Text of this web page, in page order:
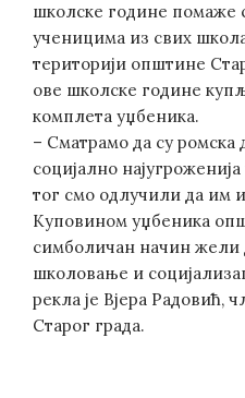
школске године помаже
ученицима из свих
територији општине
ове школске године
комплета уџбеника.
– Сматрамо да су ромска
социјално
тог смо одлучили да им
Куповином уџбеника
симболичан начин жели
школовање и
рекла је Вјера Радовић,
Старог града.